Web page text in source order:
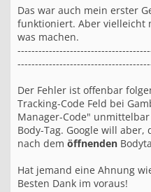
Das war auch mein erster
funktioniert. Aber vielleicht
was machen.
Der Fehler ist offenbar
Tracking-Code Feld bei
Manager-Code"
Body-Tag. Google will
nach dem öffnenden
Hat jemand eine Ahnung
Besten Dank im voraus!